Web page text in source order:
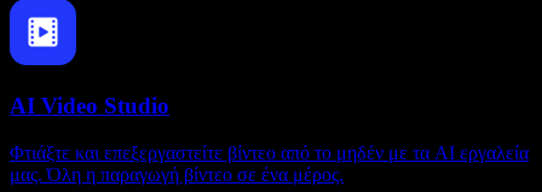
AI Video Studio
Φτιάξτε και επεξεργαστείτε βίντεο από το μηδέν με τα AI εργαλεία
μας. Όλη η παραγωγή βίντεο σε ένα μέρος.